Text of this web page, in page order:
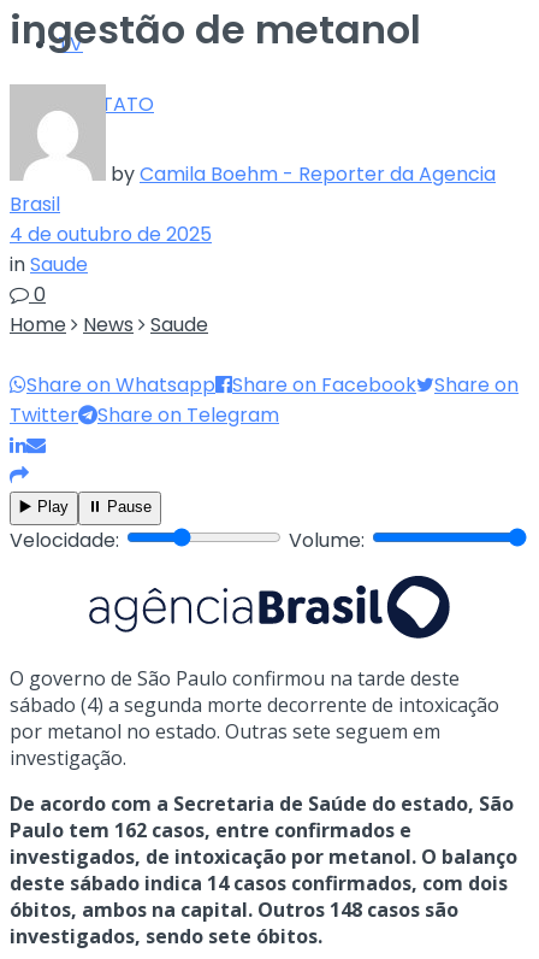
TV
CONTATO
ingestão de metanol
byCamila Boehm - Reporter da Agencia
Brasil
4 de outubro de 2025
inSaude
0
Home
News Saude
Share on Whatsapp Share on Facebook
Share on
Twitter
Share on Telegram
▶️ Play ⏸️ Pause
Velocidade: Volume:
O governo de São Paulo confirmou na tarde deste
sábado (4) a segunda morte decorrente de intoxicação
por metanol no estado. Outras sete seguem em
investigação.
De acordo com a Secretaria de Saúde do estado, São
Paulo tem 162 casos, entre confirmados e
investigados, de intoxicação por metanol. O balanço
deste sábado indica 14 casos confirmados, com dois
óbitos, ambos na capital. Outros 148 casos são
investigados, sendo sete óbitos.